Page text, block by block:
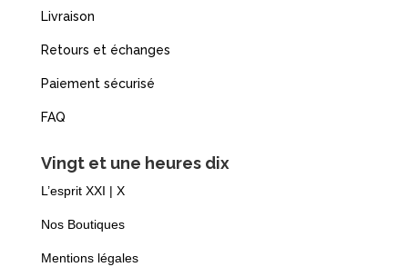
Livraison
Retours et échanges
Paiement sécurisé
FAQ
Vingt et une heures dix
L’esprit XXI | X
Nos Boutiques
Mentions légales